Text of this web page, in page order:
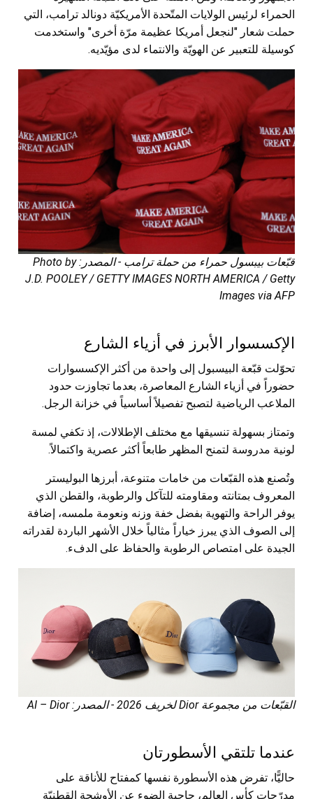
الحمراء لرئيس الولايات المتّحدة الأمريكيّة دونالد ترامب، التي
حملت شعار "لنجعل أمريكا عظيمة مرّة أخرى" واستخدمت
كوسيلة للتعبير عن الهويّة والانتماء لدى مؤيّديه.
قبّعات بيبسول حمراء من حملة ترامب - المصدر: Photo by
J.D. POOLEY / GETTY IMAGES NORTH AMERICA / Getty
Images via AFP
الإكسسوار الأبرز في أزياء الشارع
تحوّلت قبّعة البيسبول إلى واحدة من أكثر الإكسسوارات
حضوراً في أزياء الشارع المعاصرة، بعدما تجاوزت حدود
الملاعب الرياضية لتصبح تفصيلاً أساسياً في خزانة الرجل.
وتمتاز بسهولة تنسيقها مع مختلف الإطلالات، إذ تكفي لمسة
لونية مدروسة لتمنح المظهر طابعاً أكثر عصرية واكتمالاً.
وتُصنع هذه القبّعات من خامات متنوعة، أبرزها البوليستر
المعروف بمتانته ومقاومته للتآكل والرطوبة، والقطن الذي
يوفر الراحة والتهوية بفضل خفة وزنه ونعومة ملمسه، إضافة
إلى الصوف الذي يبرز خياراً مثالياً خلال الأشهر الباردة لقدراته
الجيدة على امتصاص الرطوبة والحفاظ على الدفء.
القبّعات من مجموعة Dior لخريف 2026 - المصدر: AI – Dior
عندما تلتقي الأسطورتان
حاليًّا، تفرض هذه الأسطورة نفسها كمفتاح للأناقة على
مدرّجات كأس العالم، حاجبة الضوء عن الأوشحة القطنيّة